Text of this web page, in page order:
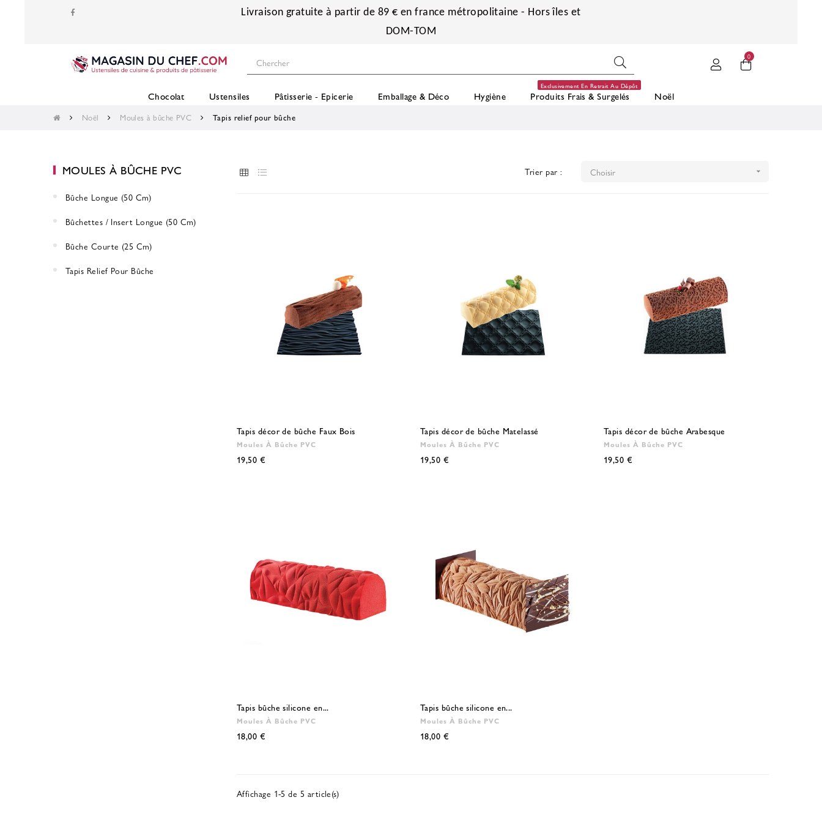
Livraison gratuite à partir de 89 € en france métropolitaine - Hors îles et
DOM-TOM
0
Chocolat Ustensiles Pâtisserie - Epicerie Emballage & Déco Hygiène Produits Frais & Surgelés
Exclusivement En Retrait Au Dépôt
Noël
Noël Moules à bûche PVC Tapis relief pour bûche
MOULES À BÛCHE PVC
Bûche Longue (50 Cm)
Bûchettes / Insert Longue (50 Cm)
Bûche Courte (25 Cm)
Tapis Relief Pour Bûche
Trier par : Choisir 
Tapis décor de bûche Faux Bois
Moules À Bûche PVC
19,50 €
Tapis décor de bûche Matelassé
Moules À Bûche PVC
19,50 €
Tapis décor de bûche Arabesque
Moules À Bûche PVC
19,50 €
Tapis bûche silicone en...
Moules À Bûche PVC
18,00 €
Tapis bûche silicone en...
Moules À Bûche PVC
18,00 €
Affichage 1-5 de 5 article(s)